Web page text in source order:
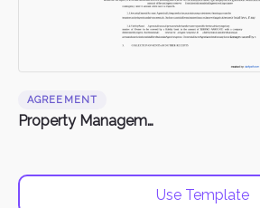
AGREEMENT
Property Management Agreement
Use Template